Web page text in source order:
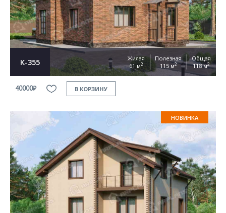
К-355
Жилая
61 м2
Полезная
115 м2
Общая
118 м2
40000₽ В КОРЗИНУ
НОВИНКА